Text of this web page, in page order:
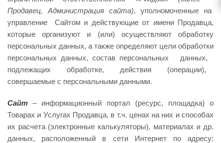
Продавец, Администрация сайта), уполномоченные на
управление Сайтом и действующие от имени Продавца,
которые организуют и (или) осуществляют обработку
персональных данных, а также определяют цели обработки
персональных данных, состав персональных данных,
подлежащих обработке, действия (операции),
совершаемые с персональными данными.
Сайт – информационный портал (ресурс, площадка) о
Товарах и Услугах Продавца, в т.ч. ценах на них и способах
их расчета (электронные калькуляторы), материалах и др.
данных, расположенный в сети Интернет по адресу: